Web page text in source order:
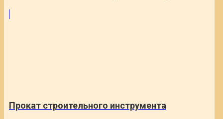
Прокат строительного инструмента